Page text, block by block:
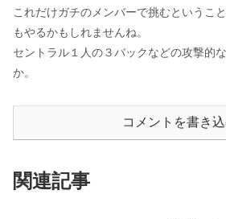
これだけガチのメンバーで挑むというこ
もやるかもしれませんね。
セントラル１人の３バックなどの攻撃的
か。
コメントを書き
関連記事